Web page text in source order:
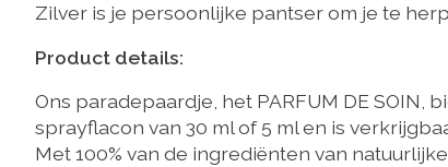
Zilver is je persoonlijke pantser om je te
Product details:
Ons paradepaardje, het PARFUM DE
sprayflacon van 30 ml of 5 ml en is
Met 100% van de ingrediënten van